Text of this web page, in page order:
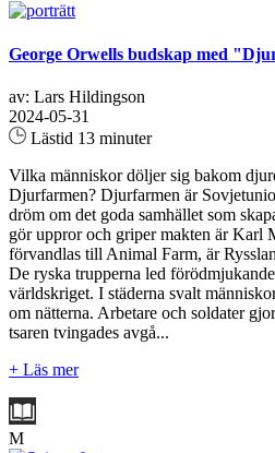
George Orwells budskap med
av: Lars Hildingson
2024-05-31
Lästid 13 minuter
Vilka människor döljer sig bakom
Djurfarmen? Djurfarmen är
dröm om det goda samhället som
gör uppror och griper makten är Karl
förvandlas till Animal Farm, är
De ryska trupperna led
världskriget. I städerna svalt
om nätterna. Arbetare och soldater
tsaren tvingades avgå...
+ Läs mer
M